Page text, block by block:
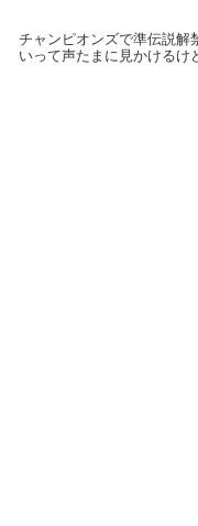
チャンピオンズで準伝説解
いって声たまに見かけるけ